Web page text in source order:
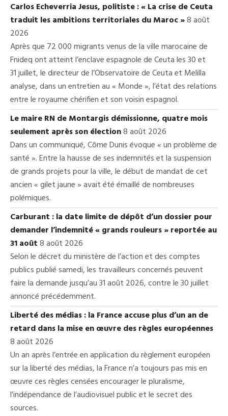
Carlos Echeverria Jesus, politiste : « La crise de Ceuta
traduit les ambitions territoriales du Maroc »8 août
2026
Après que 72 000 migrants venus de la ville marocaine de
Fnideq ont atteint l’enclave espagnole de Ceuta les 30 et
31 juillet, le directeur de l’Observatoire de Ceuta et Melilla
analyse, dans un entretien au « Monde », l’état des relations
entre le royaume chérifien et son voisin espagnol.
Le maire RN de Montargis démissionne, quatre mois
seulement après son élection8 août 2026
Dans un communiqué, Côme Dunis évoque « un problème de
santé ». Entre la hausse de ses indemnités et la suspension
de grands projets pour la ville, le début de mandat de cet
ancien « gilet jaune » avait été émaillé de nombreuses
polémiques.
Carburant : la date limite de dépôt d’un dossier pour
demander l’indemnité « grands rouleurs » reportée au
31 août8 août 2026
Selon le décret du ministère de l’action et des comptes
publics publié samedi, les travailleurs concernés peuvent
faire la demande jusqu’au 31 août 2026, contre le 30 juillet
annoncé précédemment.
Liberté des médias : la France accuse plus d’un an de
retard dans la mise en œuvre des règles européennes
8 août 2026
Un an après l’entrée en application du règlement européen
sur la liberté des médias, la France n’a toujours pas mis en
œuvre ces règles censées encourager le pluralisme,
l’indépendance de l’audiovisuel public et le secret des
sources.